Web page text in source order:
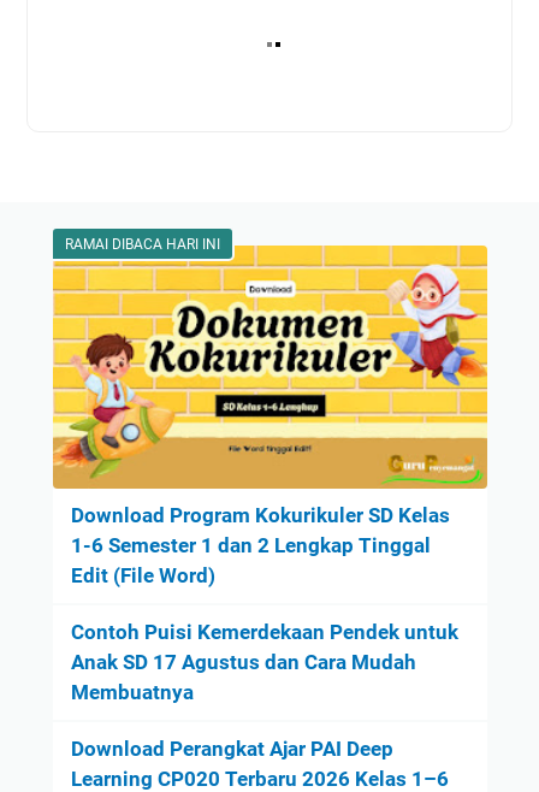
RAMAI DIBACA HARI INI
Download Program Kokurikuler SD Kelas
1-6 Semester 1 dan 2 Lengkap Tinggal
Edit (File Word)
Contoh Puisi Kemerdekaan Pendek untuk
Anak SD 17 Agustus dan Cara Mudah
Membuatnya
Download Perangkat Ajar PAI Deep
Learning CP020 Terbaru 2026 Kelas 1–6